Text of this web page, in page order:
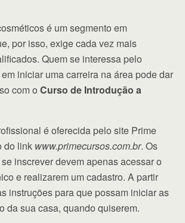
é um segmento em
por isso, exige cada vez mais
Quem se interessa pelo
iniciar uma carreira na área pode dar
com o Curso de Introdução a
é oferecida pelo site Prime
do link www.primecursos.com.br. Os
inscrever devem apenas acessar o
e realizarem um cadastro. A partir
instruções para que possam iniciar as
da sua casa, quando quiserem.